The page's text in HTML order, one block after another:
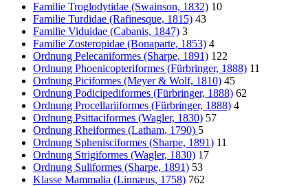
Familie Troglodytidae (Swainson, 1832) 10
Familie Turdidae (Rafinesque, 1815) 43
Familie Viduidae (Cabanis, 1847) 3
Familie Zosteropidae (Bonaparte, 1853) 4
Ordnung Pelecaniformes (Sharpe, 1891) 122
Ordnung Phoenicopteriformes (Fürbringer, 1888) 11
Ordnung Piciformes (Meyer & Wolf, 1810) 45
Ordnung Podicipediformes (Fürbringer, 1888) 62
Ordnung Procellariiformes (Fürbringer, 1888) 4
Ordnung Psittaciformes (Wagler, 1830) 57
Ordnung Rheiformes (Latham, 1790) 5
Ordnung Sphenisciformes (Sharpe, 1891) 11
Ordnung Strigiformes (Wagler, 1830) 17
Ordnung Suliformes (Sharpe, 1891) 53
Klasse Mammalia (Linnæus, 1758) 762